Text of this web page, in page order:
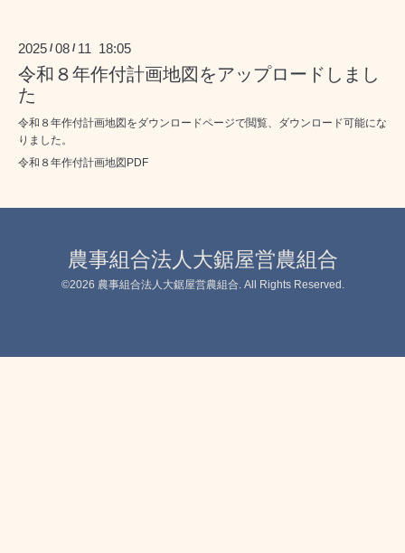
2025 /08 / 11 18:05
令和８年作付計画地図をアップロードしまし
た
令和８年作付計画地図をダウンロードページで閲覧、ダウンロード可能にな
りました。
令和８年作付計画地図PDF
農事組合法人大鋸屋営農組合
©2026 農事組合法人大鋸屋営農組合 . All Rights Reserved.